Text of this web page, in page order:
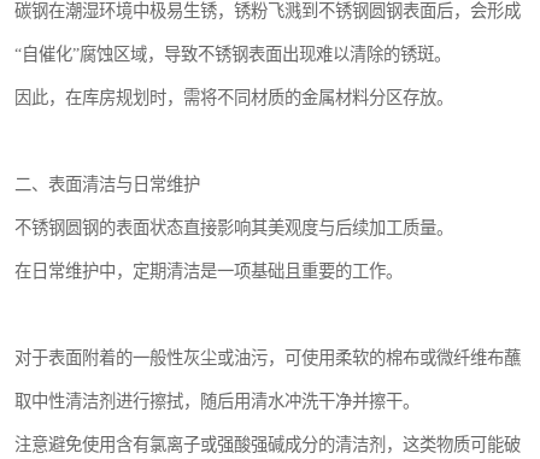
碳钢在潮湿环境中极易生锈，锈粉飞溅到不锈钢圆钢表面后，会形成
“自催化”腐蚀区域，导致不锈钢表面出现难以清除的锈斑。
因此，在库房规划时，需将不同材质的金属材料分区存放。
二、表面清洁与日常维护
不锈钢圆钢的表面状态直接影响其美观度与后续加工质量。
在日常维护中，定期清洁是一项基础且重要的工作。
对于表面附着的一般性灰尘或油污，可使用柔软的棉布或微纤维布蘸
取中性清洁剂进行擦拭，随后用清水冲洗干净并擦干。
注意避免使用含有氯离子或强酸强碱成分的清洁剂，这类物质可能破